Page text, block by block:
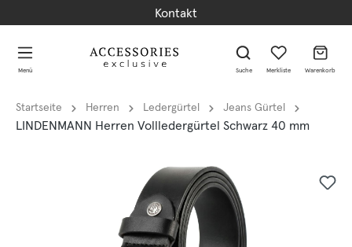
Kontakt
Menü Suche Merkliste Warenkorb
Startseite Herren Ledergürtel Jeans Gürtel
LINDENMANN Herren Vollledergürtel Schwarz 40 mm